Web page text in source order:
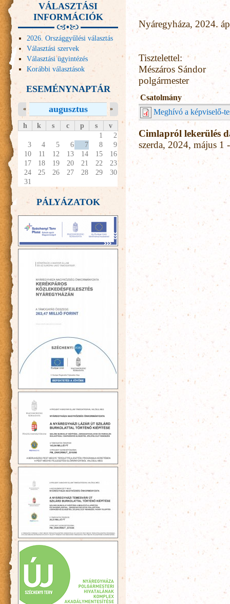
Nyáregyháza, 2024.
Tisztelettel:
Mészáros Sándor
polgármester
Csatolmány
Meghívó a képviselő-
Cimlapról lekerülés
szerda, 2024, május 1
VÁLASZTÁSI
INFORMÁCIÓK
2026. Országgyűlési választás
Választási szervek
Választási ügyintézés
Korábbi választások
ESEMÉNYNAPTÁR
augusztus
« »
h k s c p s
v
1
2
3
4 5 6 7 8
9
10
11 12 13 14 15
16
17
18 19 20 21 22
23
24
25 26 27 28 29
30
31
PÁLYÁZATOK